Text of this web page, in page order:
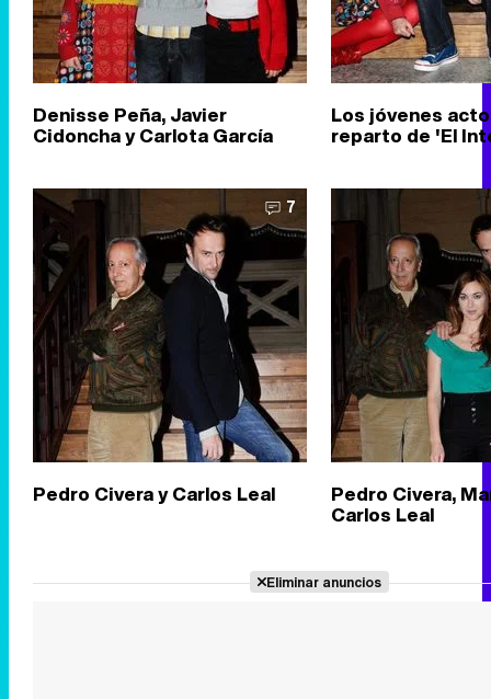
Denisse Peña, Javier
Cidoncha y Carlota García
Los jóvenes
reparto de 'El
7
Pedro Civera y Carlos Leal Pedro Civera,
Carlos Leal
Eliminar anuncios